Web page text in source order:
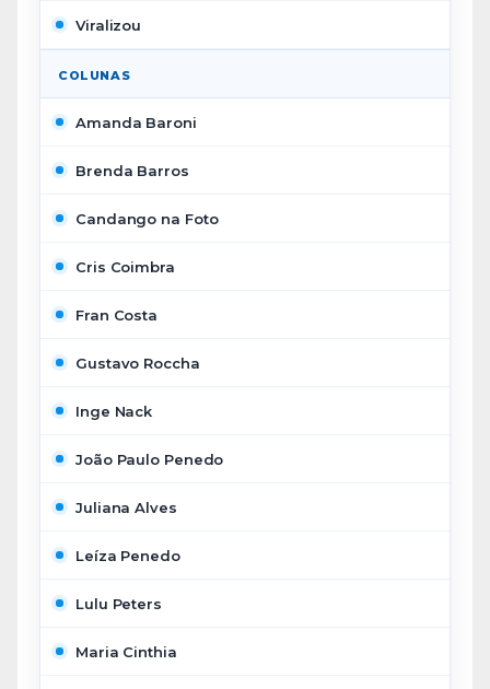
Viralizou
COLUNAS
Amanda Baroni
Brenda Barros
Candango na Foto
Cris Coimbra
Fran Costa
Gustavo Roccha
Inge Nack
João Paulo Penedo
Juliana Alves
Leíza Penedo
Lulu Peters
Maria Cinthia